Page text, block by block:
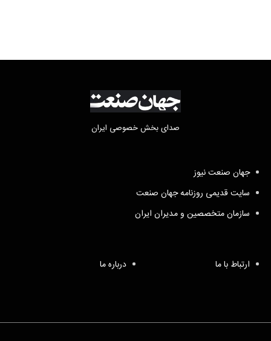
صدای بخش خصوصی ایران
جهان صنعت نیوز
سایت قدیمی روزنامه جهان صنعت
سازمان متخصصین و مدیران ایران
ارتباط با ما درباره ما